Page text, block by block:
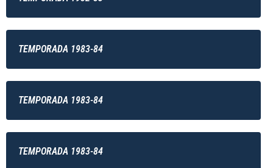
TEMPORADA 1983-84
TEMPORADA 1983-84
TEMPORADA 1983-84